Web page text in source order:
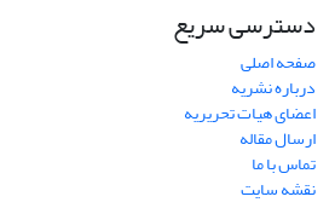
دسترسی سریع
صفحه اصلی
درباره نشریه
اعضای هیات تحریریه
ارسال مقاله
تماس با ما
نقشه سایت